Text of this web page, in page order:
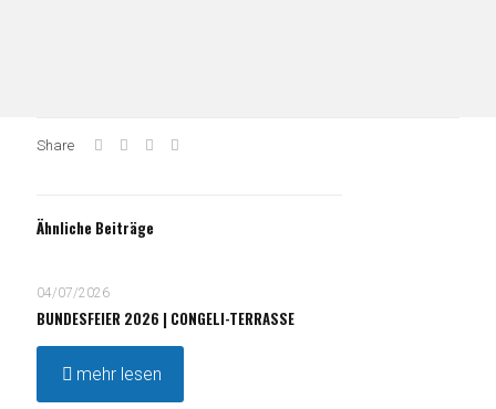
Share
Ähnliche Beiträge
04/07/2026
BUNDESFEIER 2026 | CONGELI-TERRASSE
mehr lesen